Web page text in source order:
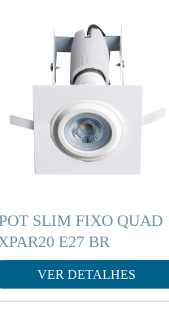
SLIM FIXO QUAD
E27 BR
VER DETALHES